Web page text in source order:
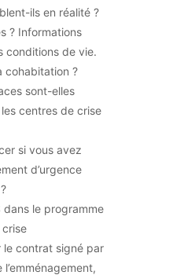
ils en réalité ?
? Informations
conditions de vie.
cohabitation ?
sont-elles
centres de crise
si vous avez
d’urgence
dans le programme
le contrat signé par
l’emménagement,